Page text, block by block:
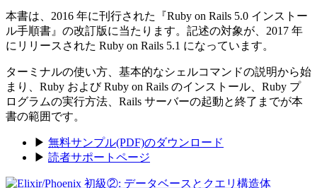
本書は、2016 年に刊行された『Ruby on Rails 5.0 インストー
ル手順書』の改訂版に当たります。記述の対象が、2017 年
にリリースされた Ruby on Rails 5.1 になっています。
ターミナルの使い方、基本的なシェルコマンドの説明から始
まり、Ruby および Ruby on Rails のインストール、Ruby プ
ログラムの実行方法、Rails サーバーの起動と終了までが本
書の範囲です。
▶ 無料サンプル(PDF)のダウンロード
▶ 読者サポートページ